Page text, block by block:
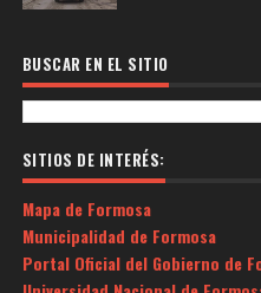
BUSCAR EN EL SITIO
SITIOS DE INTERÉS:
Mapa de Formosa
Municipalidad de Formosa
Portal Oficial del Gobierno de